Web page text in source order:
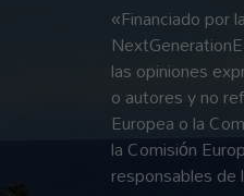
«Financiado por
las opiniones
o autores y no
Europea o la
la Comisión
responsables de